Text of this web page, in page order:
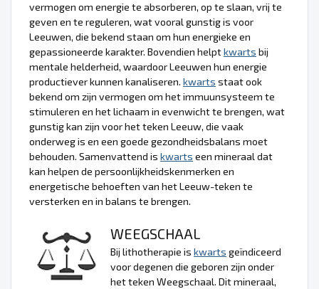
vermogen om energie te absorberen, op te slaan, vrij te
geven en te reguleren, wat vooral gunstig is voor
Leeuwen, die bekend staan om hun energieke en
gepassioneerde karakter. Bovendien helptkwarts bij
mentale helderheid, waardoor Leeuwen hun energie
productiever kunnen kanaliseren. kwarts staat ook
bekend om zijn vermogen om het immuunsysteem te
stimuleren en het lichaam in evenwicht te brengen, wat
gunstig kan zijn voor het teken Leeuw, die vaak
onderweg is en een goede gezondheidsbalans moet
behouden. Samenvattend is kwarts een mineraal dat
kan helpen de persoonlijkheidskenmerken en
energetische behoeften van het Leeuw-teken te
versterken en in balans te brengen.
WEEGSCHAAL
Bij lithotherapie is kwarts geïndiceerd
voor degenen die geboren zijn onder
het teken Weegschaal. Dit mineraal,